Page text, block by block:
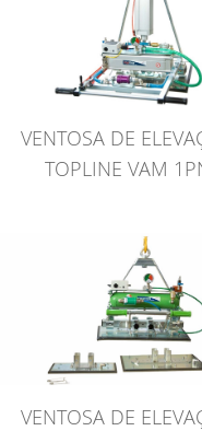
VENTOSA DE
TOPLINE VAM
VENTOSA DE